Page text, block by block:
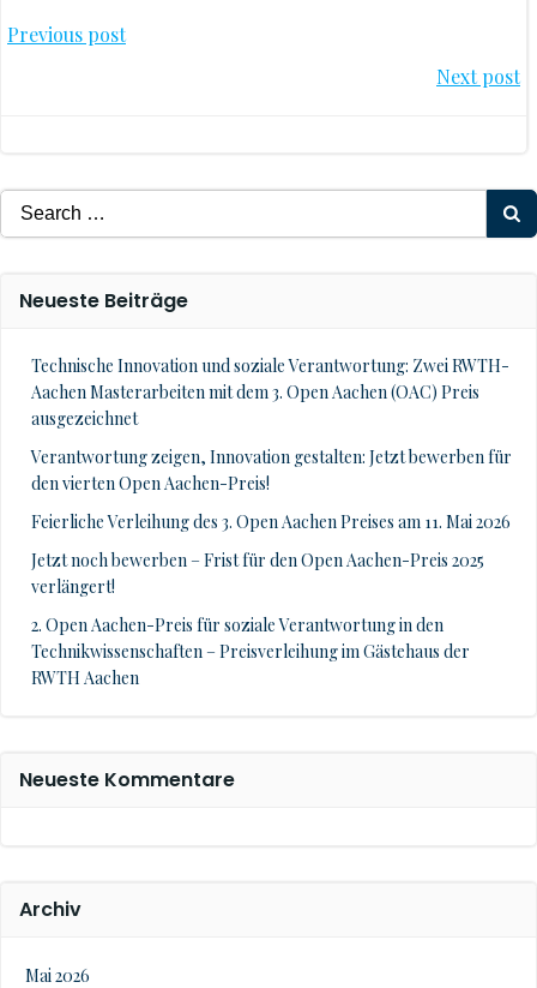
Post
Previous post
Next post
Search
for:
Neueste Beiträge
Technische Innovation und soziale Verantwortung: Zwei RWTH-
Aachen Masterarbeiten mit dem 3. Open Aachen (OAC) Preis
ausgezeichnet
Verantwortung zeigen, Innovation gestalten: Jetzt bewerben für
den vierten Open Aachen-Preis!
Feierliche Verleihung des 3. Open Aachen Preises am 11. Mai 2026
Jetzt noch bewerben – Frist für den Open Aachen-Preis 2025
verlängert!
2. Open Aachen-Preis für soziale Verantwortung in den
Technikwissenschaften – Preisverleihung im Gästehaus der
RWTH Aachen
Neueste Kommentare
Archiv
Mai 2026